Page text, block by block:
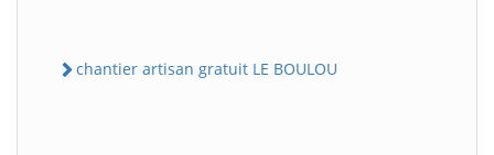
chantier artisan gratuit LE BOULOU